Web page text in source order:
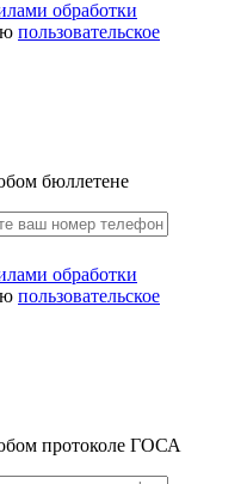
обработки
пользовательское
бюллетене
обработки
пользовательское
протоколе ГОСА